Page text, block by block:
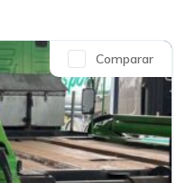
Comparar